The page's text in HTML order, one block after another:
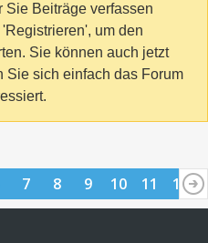
Sie Beiträge verfassen
um den
Sie können auch jetzt
Sie sich einfach das Forum
7 8 9 10 11
12